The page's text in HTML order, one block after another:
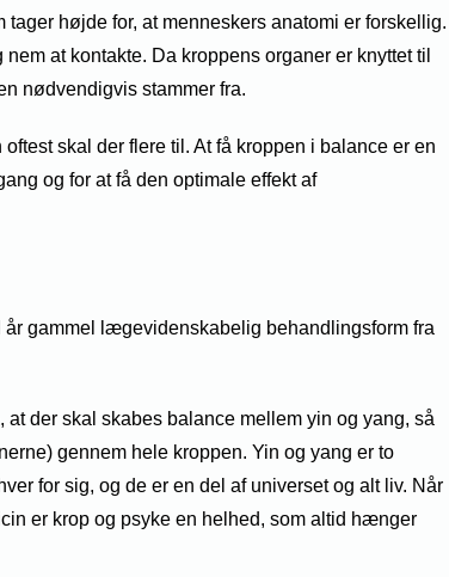
højde for, at menneskers anatomi er forskellig.
at kontakte. Da kroppens organer er knyttet til
nødvendigvis stammer fra.
skal der flere til. At få kroppen i balance er en
og for at få den optimale effekt af
gammel lægevidenskabelig behandlingsform fra
der skal skabes balance mellem yin og yang, så
gennem hele kroppen. Yin og yang er to
for sig, og de er en del af universet og alt liv. Når
er krop og psyke en helhed, som altid hænger